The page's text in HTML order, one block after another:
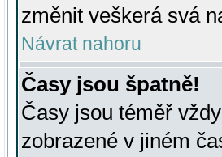
změnit veškerá svá
Návrat nahoru
Časy jsou špatně!
Časy jsou téměř
zobrazené v jiném